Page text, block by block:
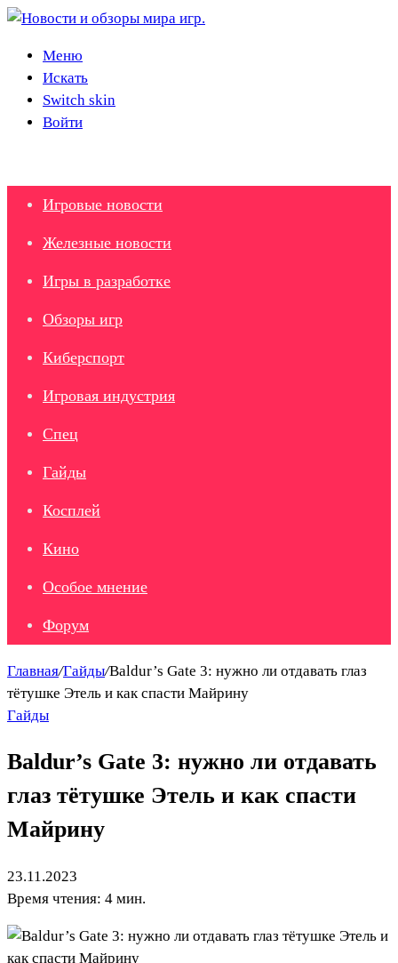
Меню
Искать
Switch skin
Войти
Игровые новости
Железные новости
Игры в разработке
Обзоры игр
Киберспорт
Игровая индустрия
Спец
Гайды
Косплей
Кино
Особое мнение
Форум
Главная/Гайды/Baldur’s Gate 3: нужно ли отдавать глаз
тётушке Этель и как спасти Майрину
Гайды
Baldur’s Gate 3: нужно ли отдавать
глаз тётушке Этель и как спасти
Майрину
23.11.2023
Время чтения: 4 мин.